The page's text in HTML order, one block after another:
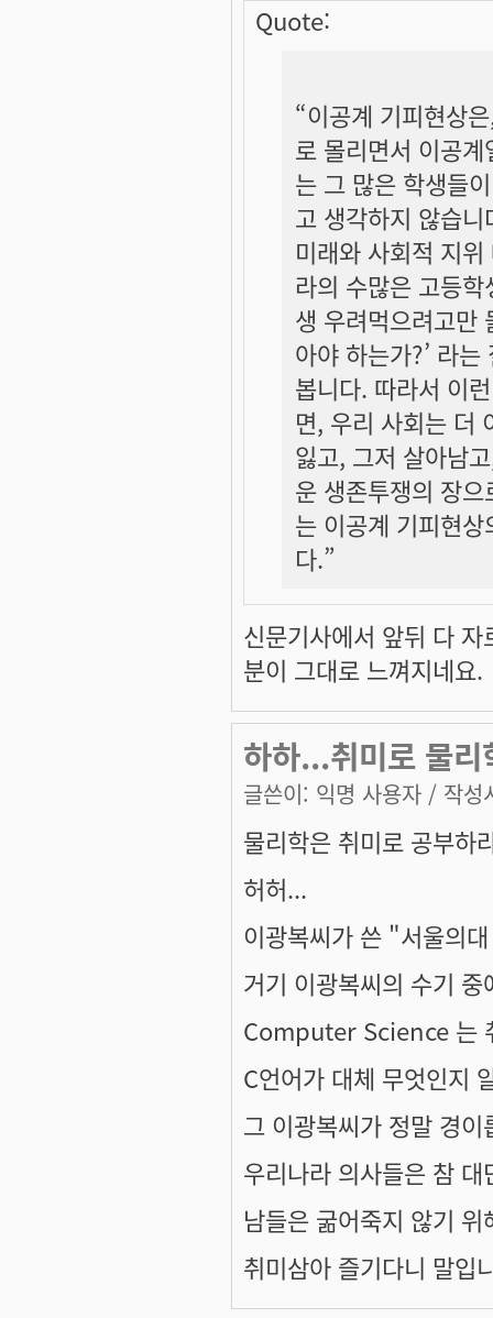
Quote:
“이공계 기피현상
로 몰리면서 이공
는 그 많은 학생들
고 생각하지 않습
미래와 사회적 지
라의 수많은 고등
생 우려먹으려고만
아야 하는가?’ 라
봅니다. 따라서 이
면, 우리 사회는 더
잃고, 그저 살아남
운 생존투쟁의 장
는 이공계 기피현
다.”
신문기사에서 앞뒤 다
분이 그대로 느껴지네요.
하하...취미로 물
글쓴이: 익명 사용자 / 작성
물리학은 취미로 공부하
허허...
이광복씨가 쓴 "서울의
거기 이광복씨의 수기
Computer Science 는
C언어가 대체 무엇인지
그 이광복씨가 정말 경이
우리나라 의사들은 참
남들은 굶어죽지 않기
취미삼아 즐기다니 말입